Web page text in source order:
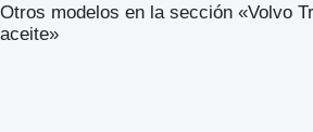
Otros modelos en la sección «Volvo
aceite»